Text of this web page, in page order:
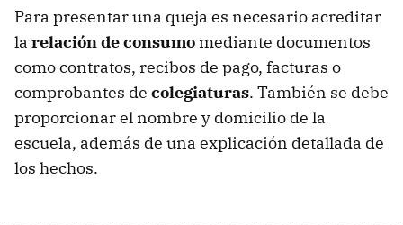
Para presentar una queja es necesario acreditar
la relación de consumo mediante documentos
como contratos, recibos de pago, facturas o
comprobantes de colegiaturas. También se debe
proporcionar el nombre y domicilio de la
escuela, además de una explicación detallada de
los hechos.